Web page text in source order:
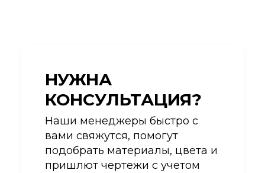
НУЖНА
КОНСУЛЬТАЦИЯ?
Наши менеджеры быстро с
вами свяжутся, помогут
подобрать материалы, цвета и
пришлют чертежи с учетом